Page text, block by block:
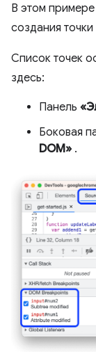
В этом
создания
Список точек
здесь:
Панель
Боковая
DOM» .